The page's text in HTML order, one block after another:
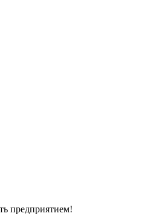
предприятием!